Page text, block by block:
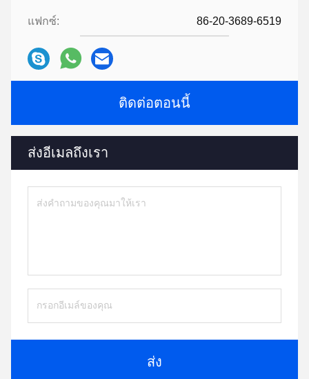
แฟกซ์: 86-20-3689-6519
ติดต่อตอนนี้
ส่งอีเมลถึงเรา
ส่ง